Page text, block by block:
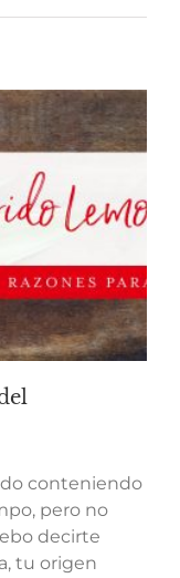
conteniendo
pero no
decirte
tu origen